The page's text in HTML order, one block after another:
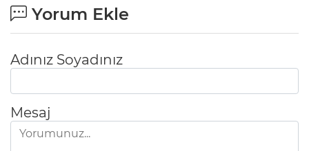
Yorum Ekle
Adınız Soyadınız
Mesaj